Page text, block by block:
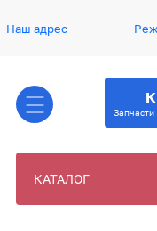
Наш адрес
КАТАЛОГ